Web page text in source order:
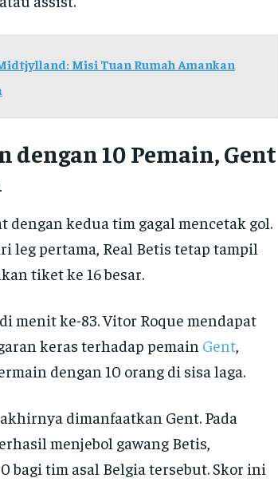
Misi Tuan Rumah Amankan
dengan 10 Pemain, Gent
dengan kedua tim gagal mencetak gol.
leg pertama, Real Betis tetap tampil
tiket ke 16 besar.
menit ke-83. Vitor Roque mendapat
keras terhadap pemain Gent,
dengan 10 orang di sisa laga.
dimanfaatkan Gent. Pada
menjebol gawang Betis,
bagi tim asal Belgia tersebut. Skor ini